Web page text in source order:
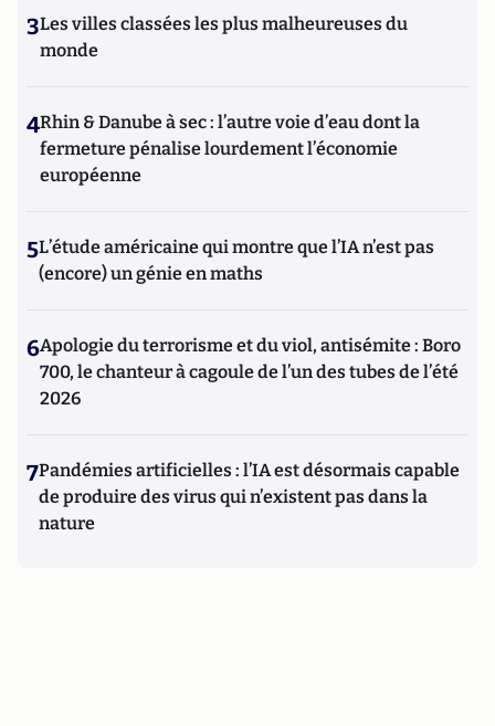
3Les villes classées les plus malheureuses du
monde
4Rhin & Danube à sec : l’autre voie d’eau dont la
fermeture pénalise lourdement l’économie
européenne
5L’étude américaine qui montre que l’IA n’est pas
(encore) un génie en maths
6Apologie du terrorisme et du viol, antisémite : Boro
700, le chanteur à cagoule de l’un des tubes de l’été
2026
7Pandémies artificielles : l’IA est désormais capable
de produire des virus qui n’existent pas dans la
nature